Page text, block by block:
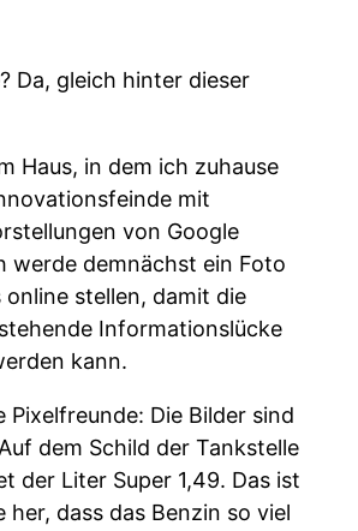
Da, gleich hinter dieser
Haus, in dem ich zuhause
mit
von Google
werde demnächst ein Foto
online stellen, damit die
Informationslücke
kann.
Pixelfreunde: Die Bilder sind
dem Schild der Tankstelle
der Liter Super 1,49. Das ist
her, dass das Benzin so viel